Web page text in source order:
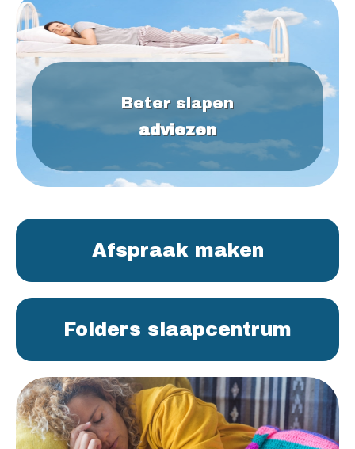
Beter slapen
adviezen
Afspraak maken
Folders slaapcentrum